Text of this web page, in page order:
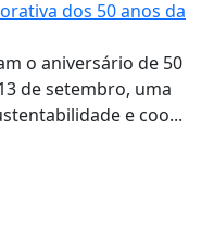
dos 50 anos da
o aniversário de 50
de setembro, uma
e coo...